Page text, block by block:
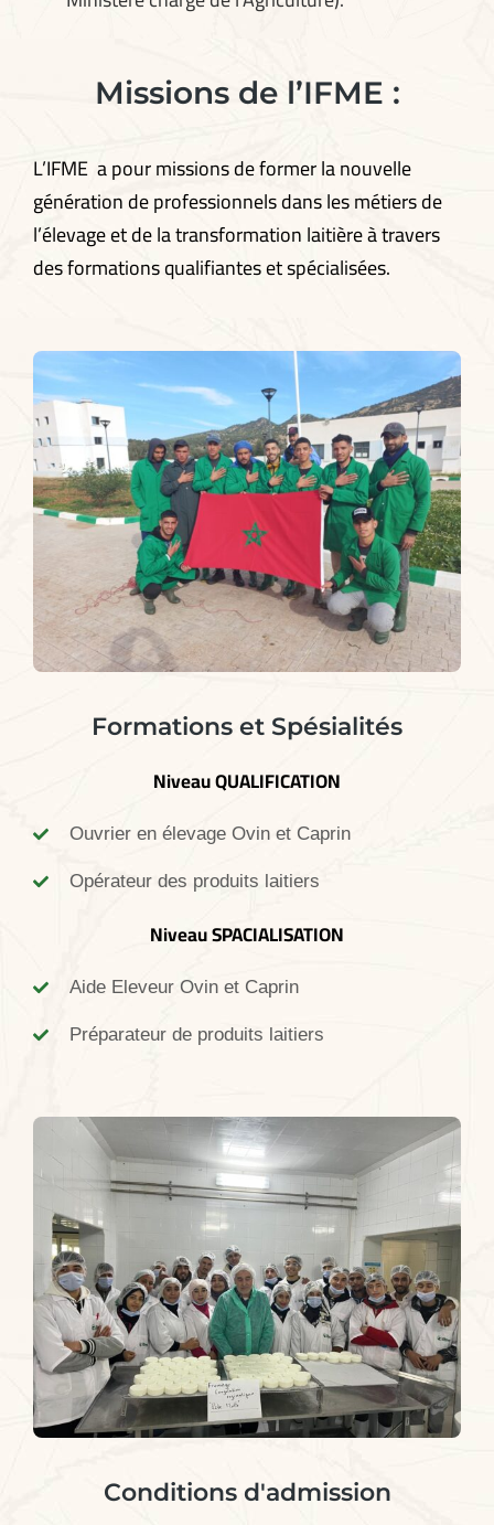
Missions de l’IFME :
L’IFME a pour missions de former la nouvelle
génération de professionnels dans les métiers de
l’élevage et de la transformation laitière à travers
des formations qualifiantes et spécialisées.
Formations et Spésialités
Niveau QUALIFICATION
Ouvrier en élevage Ovin et Caprin
Opérateur des produits laitiers
Niveau SPACIALISATION
Aide Eleveur Ovin et Caprin
Préparateur de produits laitiers
Conditions d'admission